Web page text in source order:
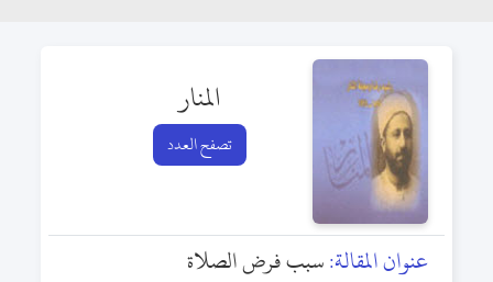
المنار
تصفح العدد
عنوان المقالة:سبب فرض الصلاة